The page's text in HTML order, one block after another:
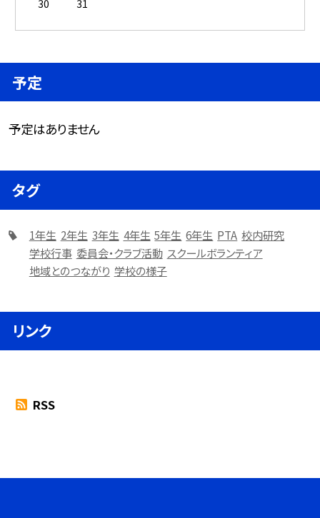
30
31
予定
予定はありません
タグ
1年生 2年生 3年生 4年生 5年生 6年生 PTA 校内研究
学校行事 委員会・クラブ活動 スクールボランティア
地域とのつながり 学校の様子
リンク
RSS